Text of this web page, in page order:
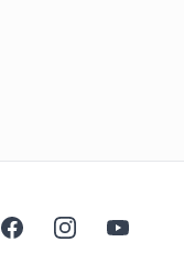
FacebookInstagramYouTube